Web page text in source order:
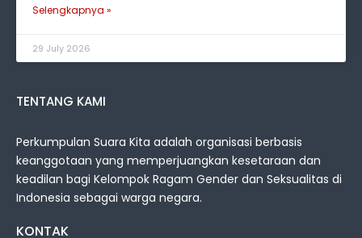
Selengkapnya »
29 July 2026
TENTANG KAMI
Perkumpulan Suara Kita adalah organisasi berbasis
keanggotaan yang memperjuangkan kesetaraan dan
keadilan bagi Kelompok Ragam Gender dan Seksualitas di
Indonesia sebagai warga negara.
KONTAK